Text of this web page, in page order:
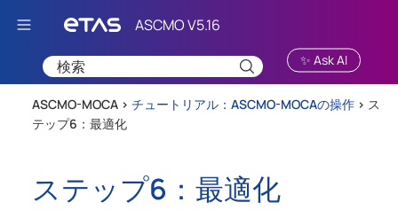
Skip To Main Content
✨ Ask AI
ASCMO-MOCA > チュートリアル：ASCMO-MOCAの操作 > ス
テップ6：最適化
ステップ6：最適化